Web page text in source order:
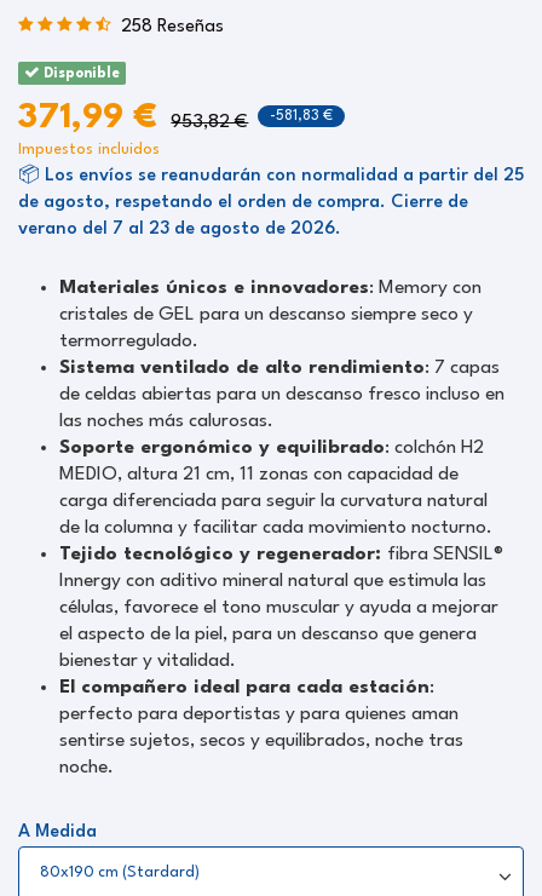
258 Reseñas
Disponible
371,99 € 953,82 € -581,83 €
Impuestos incluidos
📦 Los envíos se reanudarán con normalidad a partir del 25
de agosto, respetando el orden de compra. Cierre de
verano del 7 al 23 de agosto de 2026.
Materiales únicos e innovadores: Memory con
cristales de GEL para un descanso siempre seco y
termorregulado.
Sistema ventilado de alto rendimiento: 7 capas
de celdas abiertas para un descanso fresco incluso en
las noches más calurosas.
Soporte ergonómico y equilibrado: colchón H2
MEDIO, altura 21 cm, 11 zonas con capacidad de
carga diferenciada para seguir la curvatura natural
de la columna y facilitar cada movimiento nocturno.
Tejido tecnológico y regenerador: fibra SENSIL®
Innergy con aditivo mineral natural que estimula las
células, favorece el tono muscular y ayuda a mejorar
el aspecto de la piel, para un descanso que genera
bienestar y vitalidad.
El compañero ideal para cada estación:
perfecto para deportistas y para quienes aman
sentirse sujetos, secos y equilibrados, noche tras
noche.
A Medida